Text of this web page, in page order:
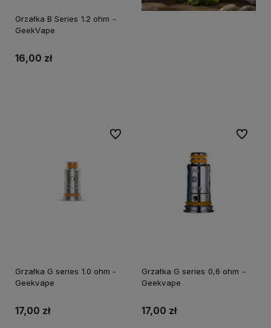
Grzałka B Series 1.2 ohm -
GeekVape
16,00 zł
Grzałka G series 1.0 ohm -
Geekvape
17,00 zł
Do ulubionych
Grzałka G series 0,6 ohm -
Geekvape
17,00 zł
Do